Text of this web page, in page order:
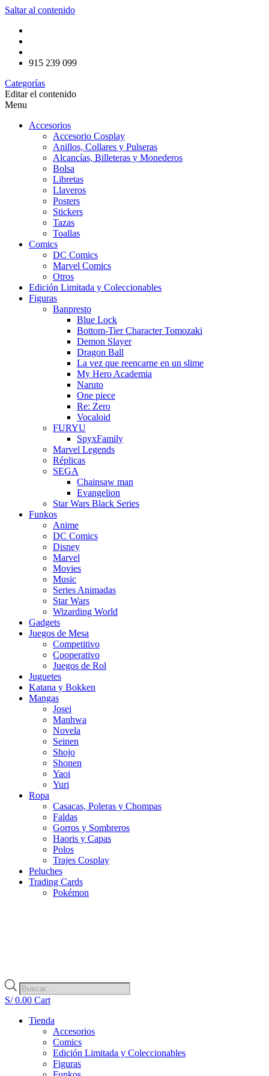
Saltar al contenido
915 239 099
Categorías
Editar el contenido
Menu
Accesorios
Accesorio Cosplay
Anillos, Collares y Pulseras
Alcancías, Billeteras y Monederos
Bolsa
Libretas
Llaveros
Posters
Stickers
Tazas
Toallas
Comics
DC Comics
Marvel Comics
Otros
Edición Limitada y Coleccionables
Figuras
Banpresto
Blue Lock
Bottom-Tier Character Tomozaki
Demon Slayer
Dragon Ball
La vez que reencarne en un slime
My Hero Academia
Naruto
One piece
Re: Zero
Vocaloid
FURYU
SpyxFamily
Marvel Legends
Réplicas
SEGA
Chainsaw man
Evangelion
Star Wars Black Series
Funkos
Anime
DC Comics
Disney
Marvel
Movies
Music
Series Animadas
Star Wars
Wizarding World
Gadgets
Juegos de Mesa
Competitivo
Cooperativo
Juegos de Rol
Juguetes
Katana y Bokken
Mangas
Josei
Manhwa
Novela
Seinen
Shojo
Shonen
Yaoi
Yuri
Ropa
Casacas, Poleras y Chompas
Faldas
Gorros y Sombreros
Haoris y Capas
Polos
Trajes Cosplay
Peluches
Trading Cards
Pokémon
Búsqueda
de
productos
S/0.00 Cart
Tienda
Accesorios
Comics
Edición Limitada y Coleccionables
Figuras